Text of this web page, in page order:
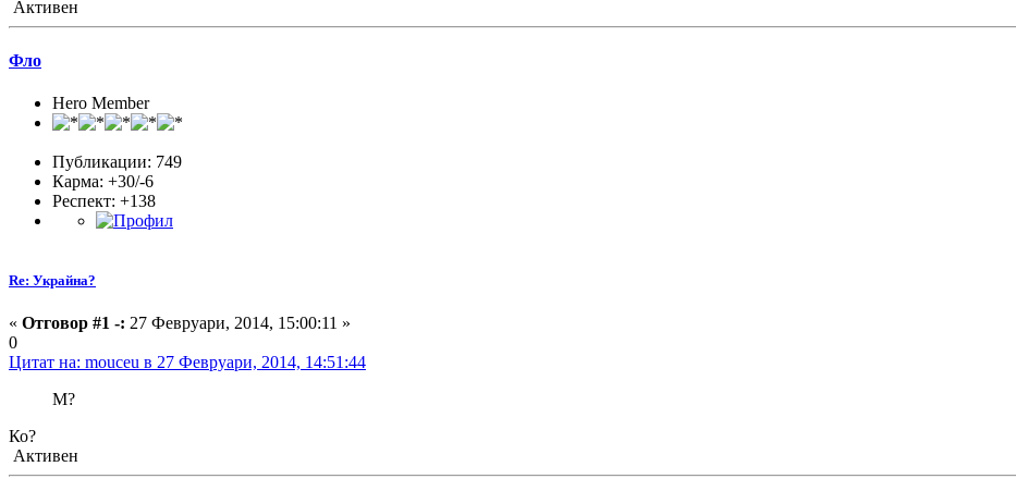
Активен
Фло
Hero Member
Публикации: 749
Карма: +30/-6
Респект: +138
Re: Украйна?
« Отговор #1 -: 27 Февруари, 2014, 15:00:11 »
0
Цитат на: mouceu в 27 Февруари, 2014, 14:51:44
М?
Ко?
Активен